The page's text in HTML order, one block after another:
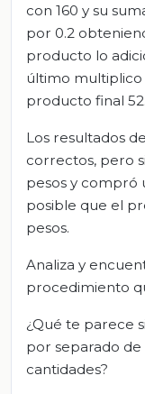
con 160 y su
por 0.2
producto lo
último multiplico
producto final
Los resultados
correctos, pero
pesos y compró
posible que el
pesos.
Analiza y
procedimiento
¿Qué te parece
por separado de
cantidades?